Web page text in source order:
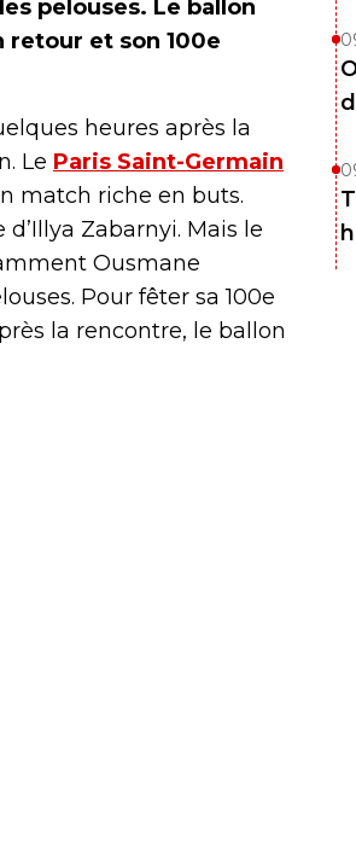
pelouses. Le ballon
retour et son 100e
heures après la
Le Paris Saint-Germain
match riche en buts.
Zabarnyi. Mais le
Ousmane
Pour fêter sa 100e
la rencontre, le ballon